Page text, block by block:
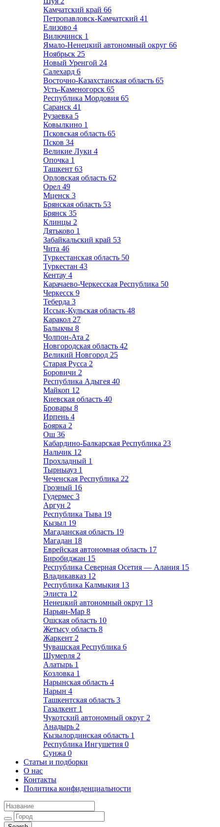
Камчатский край 66
Петропавловск-Камчатский 41
Елизово 4
Вилючинск 1
Ямало-Ненецкий автономный округ 66
Ноябрьск 25
Новый Уренгой 24
Салехард 6
Восточно-Казахстанская область 65
Усть-Каменогорск 65
Республика Мордовия 65
Саранск 41
Рузаевка 5
Ковылкино 1
Псковская область 65
Псков 34
Великие Луки 4
Опочка 1
Ташкент 63
Орловская область 62
Орел 49
Мценск 3
Брянская область 53
Брянск 35
Клинцы 2
Дятьково 1
Забайкальский край 53
Чита 46
Туркестанская область 50
Туркестан 43
Кентау 4
Карачаево-Черкесская Республика 50
Черкесск 9
Теберда 3
Иссык-Кульская область 48
Каракол 27
Балыкчы 8
Чолпон-Ата 2
Новгородская область 42
Великий Новгород 25
Старая Русса 2
Боровичи 2
Республика Адыгея 40
Майкоп 12
Киевская область 40
Бровары 8
Ирпень 4
Боярка 2
Ош 36
Кабардино-Балкарская Республика 23
Нальчик 12
Прохладный 1
Тырныауз 1
Чеченская Республика 22
Грозный 16
Гудермес 3
Аргун 2
Республика Тыва 19
Кызыл 19
Магаданская область 19
Магадан 18
Еврейская автономная область 17
Биробиджан 15
Республика Северная Осетия — Алания 15
Владикавказ 12
Республика Калмыкия 13
Элиста 12
Ненецкий автономный округ 13
Нарьян-Мар 8
Ошская область 10
Жетысу область 8
Жаркент 2
Чувашская Республика 6
Шумерля 2
Алатырь 1
Козловка 1
Нарынская область 4
Нарын 4
Ташкентская область 3
Газалкент 1
Чукотский автономный округ 2
Анадырь 2
Кызылординская область 1
Республика Ингушетия 0
Сунжа 0
Статьи и подборки
О нас
Контакты
Политика конфиденциальности